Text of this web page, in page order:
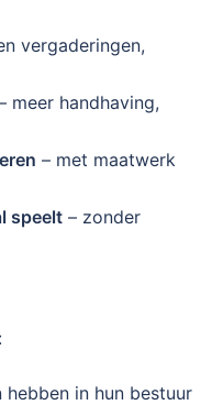
vergaderingen,
meer handhaving,
– met maatwerk
speelt – zonder
in hun bestuur